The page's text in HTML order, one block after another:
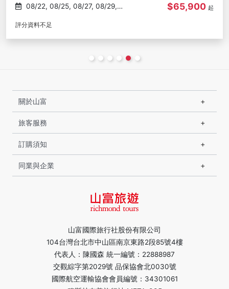
$42,900 起
評分資料不足
山富國際旅行社股份有限公司
104台灣台北市中山區南京東路2段85號4樓
代表人：陳國森 統一編號：22888987
交觀綜字第2029號 品保協會北0030號
國際航空運輸協會會員編號：34301061
關於山富
旅客服務
訂購須知
同業與企業